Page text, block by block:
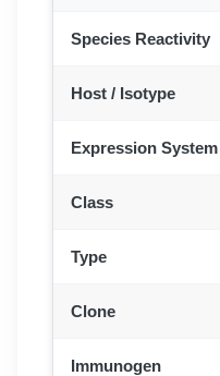
Species Reactivity
Host / Isotype
Expression System
Class
Type
Clone
Immunogen